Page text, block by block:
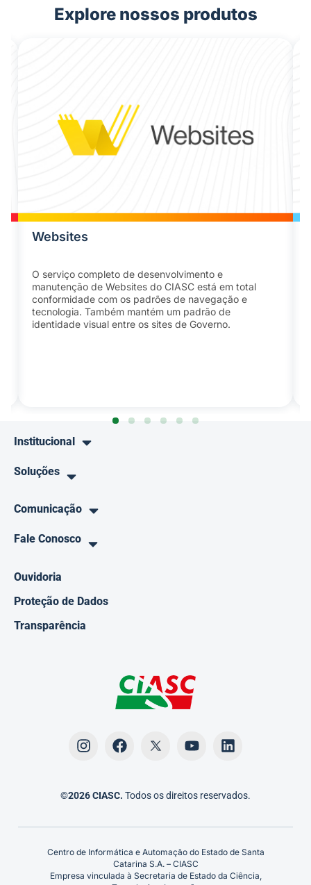
Explore nossos produtos
Websites
O serviço completo de desenvolvimento e
manutenção de Websites do CIASC está em total
conformidade com os padrões de navegação e
tecnologia. Também mantém um padrão de
identidade visual entre os sites de Governo.
Institucional
Soluções
Comunicação
Fale Conosco
Ouvidoria
Proteção de Dados
Transparência
©2026 CIASC. Todos os direitos reservados.
Centro de Informática e Automação do Estado de Santa
Catarina S.A. – CIASC
Empresa vinculada à Secretaria de Estado da Ciência,